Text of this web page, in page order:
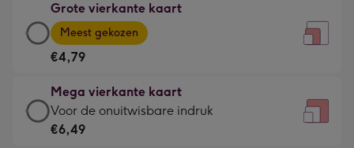
€3,49
-
Voor
kleine
gelukwens
-
Grote vierkante kaart
Grote
vierkante
kaart
-
€4,79
-
Meest
Meest gekozen
€4,79
Mega vierkante kaart
Mega
vierkante
Voor de onuitwisbare indruk
€6,49